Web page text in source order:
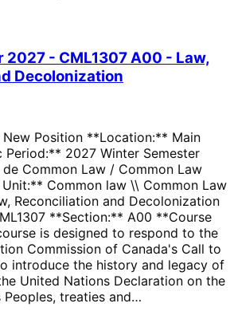
2027 - CML1307 A00 - Law,
Decolonization
Position **Location:** Main
Period:** 2027 Winter Semester
Common Law / Common Law
Common law \\ Common Law
Reconciliation and Decolonization
**Section:** A00 **Course
is designed to respond to the
Commission of Canada's Call to
introduce the history and legacy of
United Nations Declaration on the
Peoples, treaties and…